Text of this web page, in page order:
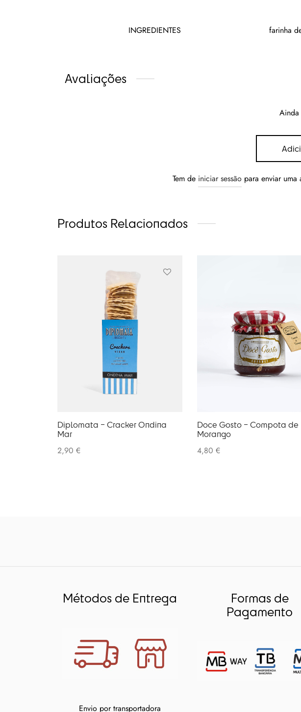
INGREDIENTES farinha
Avaliações
Ainda
Tem de iniciar sessão para enviar uma
Produtos Relacionados
Diplomata – Cracker Ondina
Mar
2,90 €
Doce Gosto – Compota de
Morango
4,80 €
Métodos de Entrega
Envio por transportadora
Formas de
Pagamento